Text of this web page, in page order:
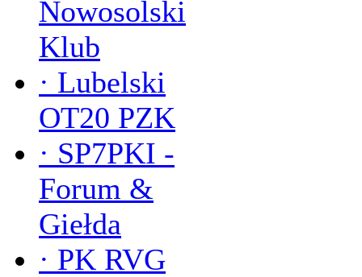
Nowosolski
Klub
· Lubelski
OT20 PZK
· SP7PKI -
Forum &
Giełda
· PK RVG